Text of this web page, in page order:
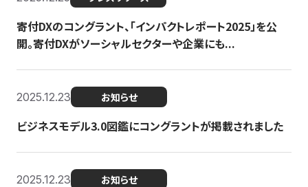
寄付DXのコングラント、「インパクトレポート2025」を公
開。寄付DXがソーシャルセクターや企業にも...
2025.12.23 お知らせ
ビジネスモデル3.0図鑑にコングラントが掲載されました
2025.12.23 お知らせ